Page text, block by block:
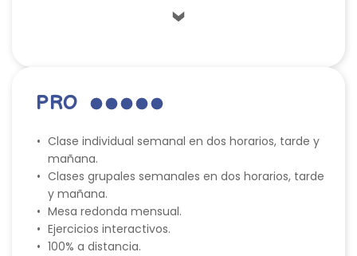
PRO
Clase individual semanal en dos horarios, tarde y
mañana.
Clases grupales semanales en dos horarios, tarde
y mañana.
Mesa redonda mensual.
Ejercicios interactivos.
100% a distancia.